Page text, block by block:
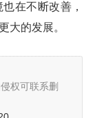
在不断改善，
大的发展。
权可联系删